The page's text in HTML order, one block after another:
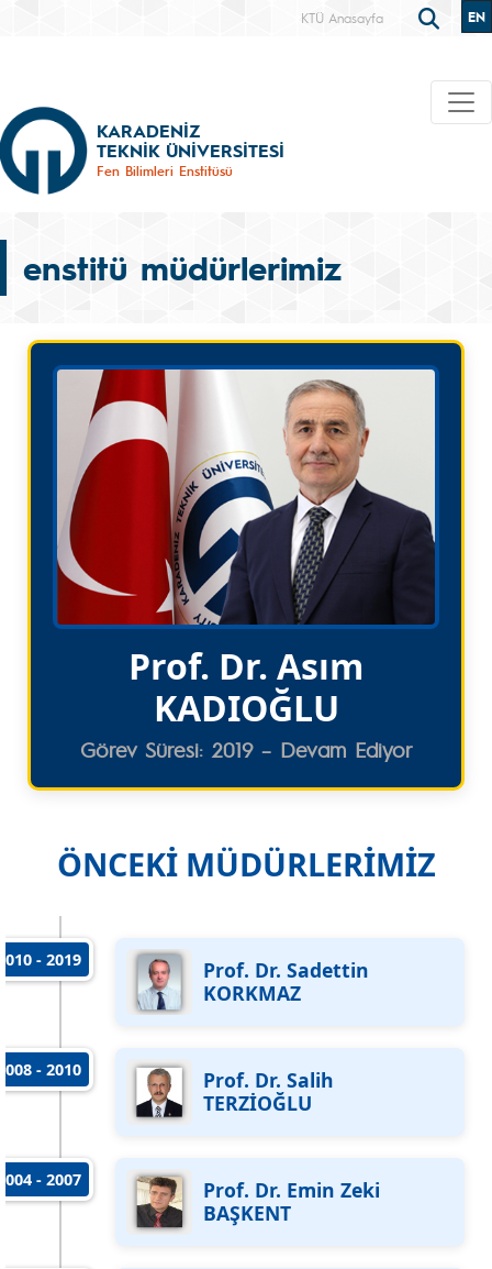
KTÜ Anasayfa EN
KARADENİZ
TEKNİK ÜNİVERSİTESİ
Fen Bilimleri Enstitüsü
enstitü müdürlerimiz
Prof. Dr. Asım
KADIOĞLU
Görev Süresi: 2019 – Devam Ediyor
ÖNCEKİ MÜDÜRLERİMİZ
- 2019
Prof. Dr. Sadettin
KORKMAZ
- 2010
Prof. Dr. Salih
TERZİOĞLU
- 2007
Prof. Dr. Emin Zeki
BAŞKENT